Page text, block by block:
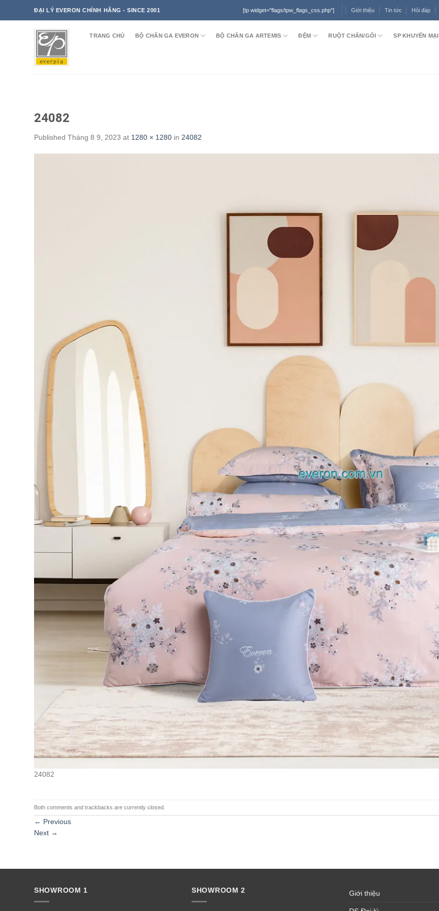
ĐẠI LÝ EVERON CHÍNH HÃNG - SINCE 2001 [tp widget="flags/tpw_flags_css.php"] Giới thiệu Tin tức Hỏi đáp
TRANG CHỦ BỘ CHĂN GA EVERON BỘ CHĂN GA ARTEMIS ĐỆM RUỘT CHĂN/GỐI SP KHUYẾN MẠI
24082
Published Tháng 8 9, 2023 at 1280 × 1280 in 24082
24082
Both comments and trackbacks are currently closed.
← Previous
Next →
SHOWROOM 1 SHOWROOM 2 Giới thiệu